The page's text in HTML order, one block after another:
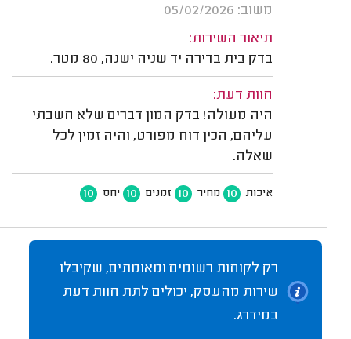
משוב: 05/02/2026
תיאור השירות:
בדק בית בדירה יד שניה ישנה, 80 מטר.
חוות דעת:
היה מעולה! בדק המון דברים שלא חשבתי
עליהם, הכין דוח מפורט, והיה זמין לכל
שאלה.
איכות 10 מחיר 10 זמנים 10 יחס 10
רק לקוחות רשומים ומאומתים, שקיבלו
שירות מהעסק, יכולים לתת חוות דעת
במידרג.